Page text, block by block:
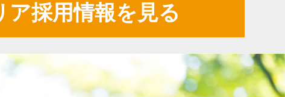
ア採用情報を見る